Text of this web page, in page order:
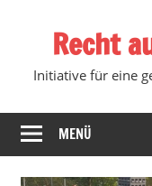
Recht
Initiative für eine
MENÜ